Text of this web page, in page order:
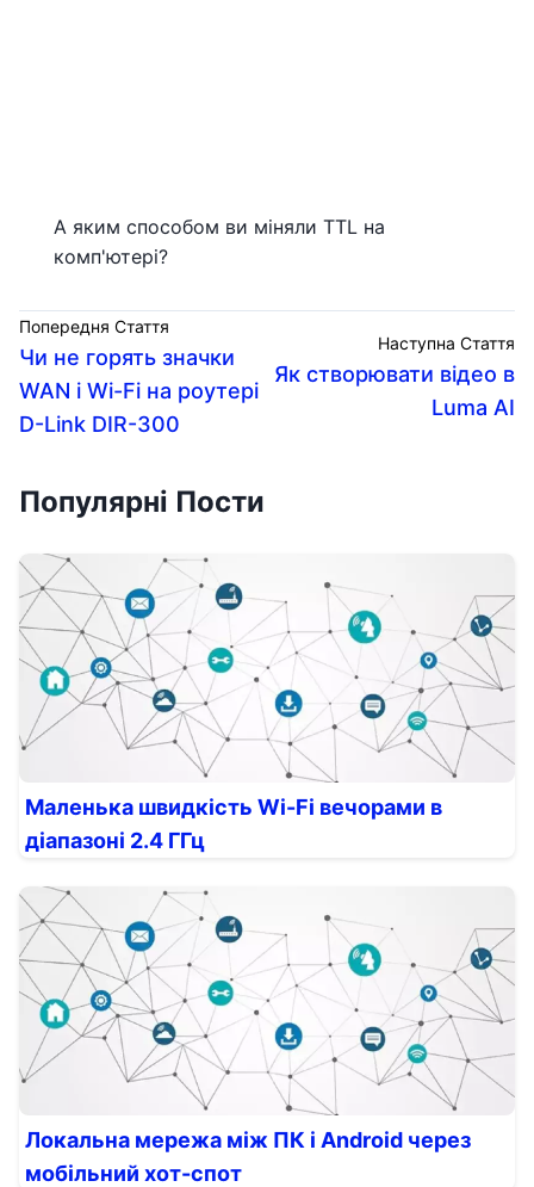
А яким способом ви міняли TTL на
комп'ютері?
Попередня Стаття
Чи не горять значки
WAN і Wi-Fi на роутері
D-Link DIR-300
Наступна Стаття
Як створювати відео в
Luma AI
Популярні Пости
Маленька швидкість Wi-Fi вечорами в
діапазоні 2.4 ГГц
Локальна мережа між ПК і Android через
мобільний хот-спот